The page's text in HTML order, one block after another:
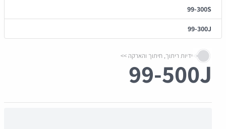
99-300S
99-300J
ידיות ריתוך, חיתוך והארקה
99-500J